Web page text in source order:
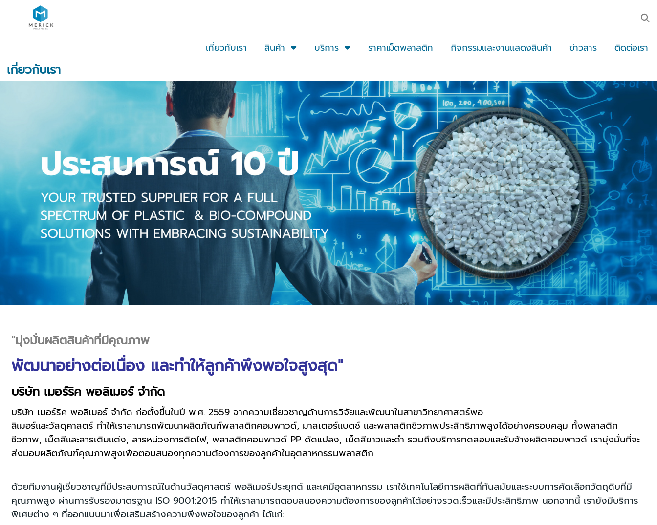
เกี่ยวกับเรา สินค้า บริการ ราคาเม็ดพลาสติก กิจกรรมและงานแสดงสินค้า ข่าวสาร ติดต่อเรา
เกี่ยวกับเรา
"มุ่งมั่นผลิตสินค้าที่มีคุณภาพ
พัฒนาอย่างต่อเนื่อง และทำให้ลูกค้าพึงพอใจสูงสุด"
บริษัท เมอร์ริค พอลิเมอร์ จำกัด
บริษัท เมอร์ริค พอลิเมอร์ จำกัด ก่อตั้งขึ้นในปี พ.ศ. 2559 จากความเชี่ยวชาญด้านการวิจัยและพัฒนาในสาขาวิทยาศาสตร์พอ
ลิเมอร์และวัสดุศาสตร์ ทำให้เราสามารถพัฒนาผลิตภัณฑ์พลาสติกคอมพาวด์, มาสเตอร์แบตช์ และพลาสติกชีวภาพประสิทธิภาพสูงได้อย่างครอบคลุม ทั้งพลาสติก
ชีวภาพ, เม็ดสีและสารเติมแต่ง, สารหน่วงการติดไฟ, พลาสติกคอมพาวด์ PP ดัดแปลง, เม็ดสีขาวและดำ รวมถึงบริการทดสอบและรับจ้างผลิตคอมพาวด์ เรามุ่งมั่นที่จะ
ส่งมอบผลิตภัณฑ์คุณภาพสูงเพื่อตอบสนองทุกความต้องการของลูกค้าในอุตสาหกรรมพลาสติก
ด้วยทีมงานผู้เชี่ยวชาญที่มีประสบการณ์ในด้านวัสดุศาสตร์ พอลิเมอร์ประยุกต์ และเคมีอุตสาหกรรม เราใช้เทคโนโลยีการผลิตที่ทันสมัยและระบบการคัดเลือกวัตถุดิบที่มี
คุณภาพสูง ผ่านการรับรองมาตรฐาน ISO 9001:2015 ทำให้เราสามารถตอบสนองความต้องการของลูกค้าได้อย่างรวดเร็วและมีประสิทธิภาพ นอกจากนี้ เรายังมีบริการ
พิเศษต่าง ๆ ที่ออกแบบมาเพื่อเสริมสร้างความพึงพอใจของลูกค้า ได้แก่: